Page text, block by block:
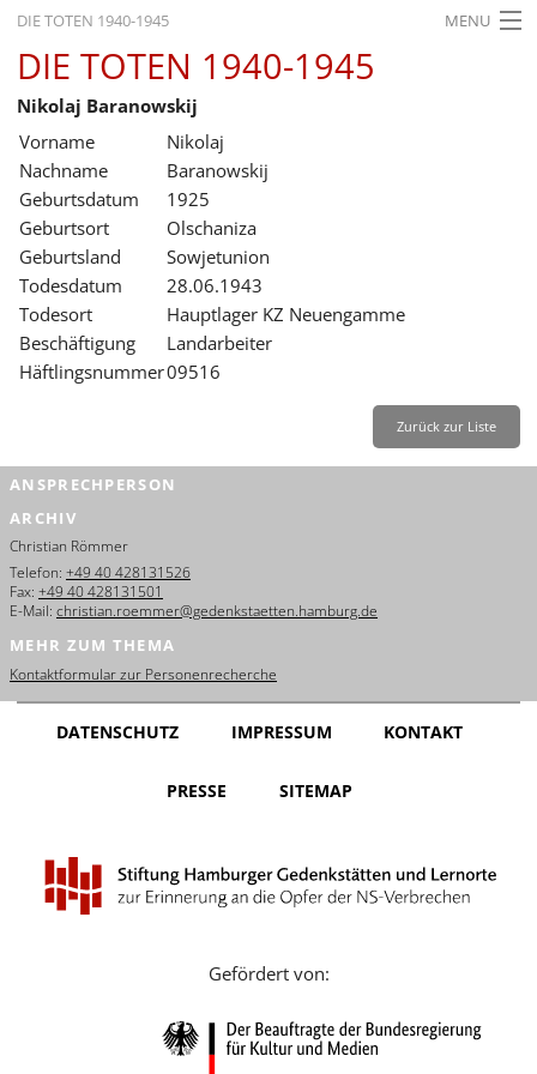
DIE TOTEN 1940-1945 MENU
STARTSEITE
AKTUELLES
AUSSTELLUNGEN
GESCHICHTE
BILDUNG
FORSCHUNG
SERVICE
Français
Dansk
Español
Nederlands
Português
Русский
Leichte Sprache
DIE TOTEN 1940-1945
Nikolaj Baranowskij
Vorname
Nikolaj
Nachname
Baranowskij
Geburtsdatum
1925
Geburtsort
Olschaniza
Geburtsland
Sowjetunion
Todesdatum
28.06.1943
Todesort
Hauptlager KZ Neuengamme
Beschäftigung
Landarbeiter
Häftlingsnummer09516
Zurück zur Liste
ANSPRECHPERSON
ARCHIV
Christian Römmer
Telefon: +49 40 428131526
Fax: +49 40 428131501
E-Mail: christian.roemmer@gedenkstaetten.hamburg.de
MEHR ZUM THEMA
Kontaktformular zur Personenrecherche
DATENSCHUTZ IMPRESSUM KONTAKT
PRESSE SITEMAP
Gefördert von: